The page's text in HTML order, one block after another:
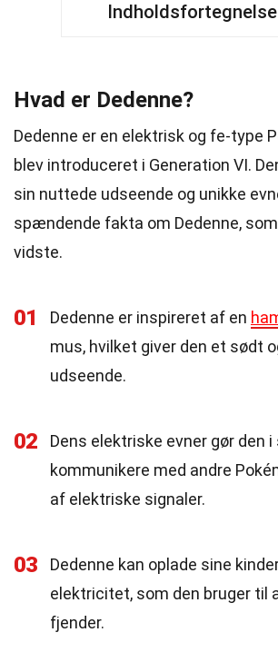
Indholdsfortegnelse
Hvad er Dedenne?
Dedenne er en elektrisk og fe-type
blev introduceret i Generation VI.
sin nuttede udseende og unikke
spændende fakta om Dedenne,
vidste.
01 Dedenne er inspireret af en
mus, hvilket giver den et sødt
udseende.
02
Dens elektriske evner gør den
kommunikere med andre
af elektriske signaler.
03
Dedenne kan oplade sine
elektricitet, som den bruger til
fjender.